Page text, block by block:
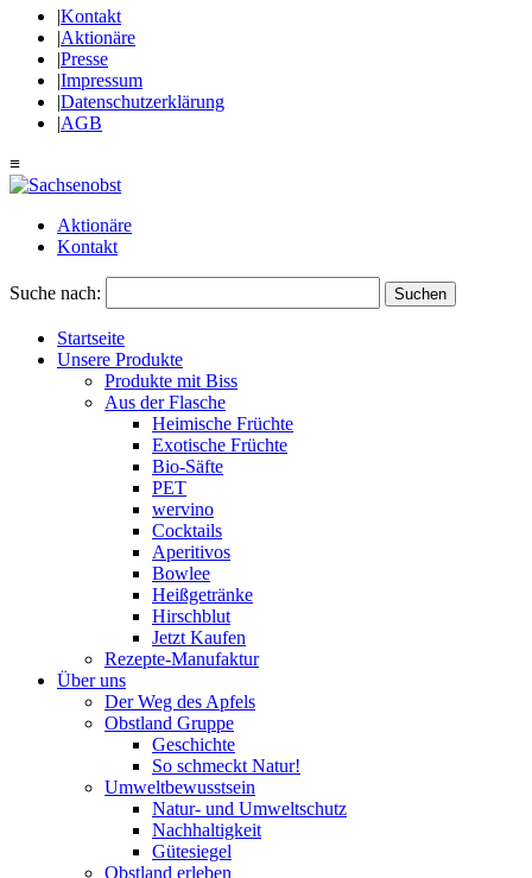
|Kontakt
|Aktionäre
|Presse
|Impressum
|Datenschutzerklärung
|AGB
≡
Aktionäre
Kontakt
Suche nach: Suchen
Startseite
Unsere Produkte
Produkte mit Biss
Aus der Flasche
Heimische Früchte
Exotische Früchte
Bio-Säfte
PET
wervino
Cocktails
Aperitivos
Bowlee
Heißgetränke
Hirschblut
Jetzt Kaufen
Rezepte-Manufaktur
Über uns
Der Weg des Apfels
Obstland Gruppe
Geschichte
So schmeckt Natur!
Umweltbewusstsein
Natur- und Umweltschutz
Nachhaltigkeit
Gütesiegel
Obstland erleben